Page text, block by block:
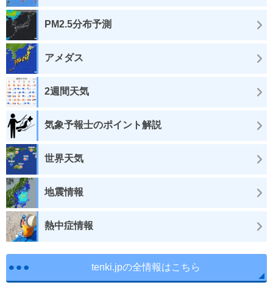
PM2.5分布予測
アメダス
2週間天気
気象予報士のポイント解説
世界天気
地震情報
熱中症情報
tenki.jpの全情報はこちら